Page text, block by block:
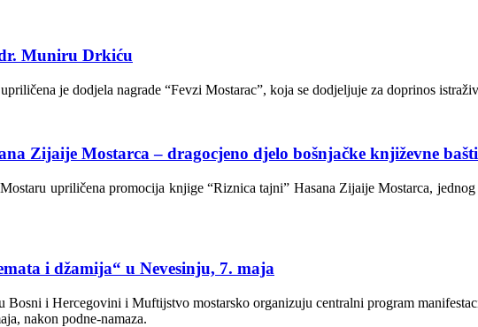
Muniru Drkiću
je dodjela nagrade “Fevzi Mostarac”, koja se dodjeljuje za doprinos
Zijaije Mostarca – dragocjeno djelo bošnjačke književne
upriličena promocija knjige “Riznica tajni” Hasana Zijaije Mostarca,
i džamija“ u Nevesinju, 7. maja
Bosni i Hercegovini i Muftijstvo mostarsko organizuju centralni program
nakon podne-namaza.